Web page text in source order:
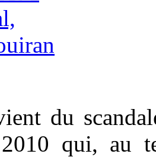
du
qui, au